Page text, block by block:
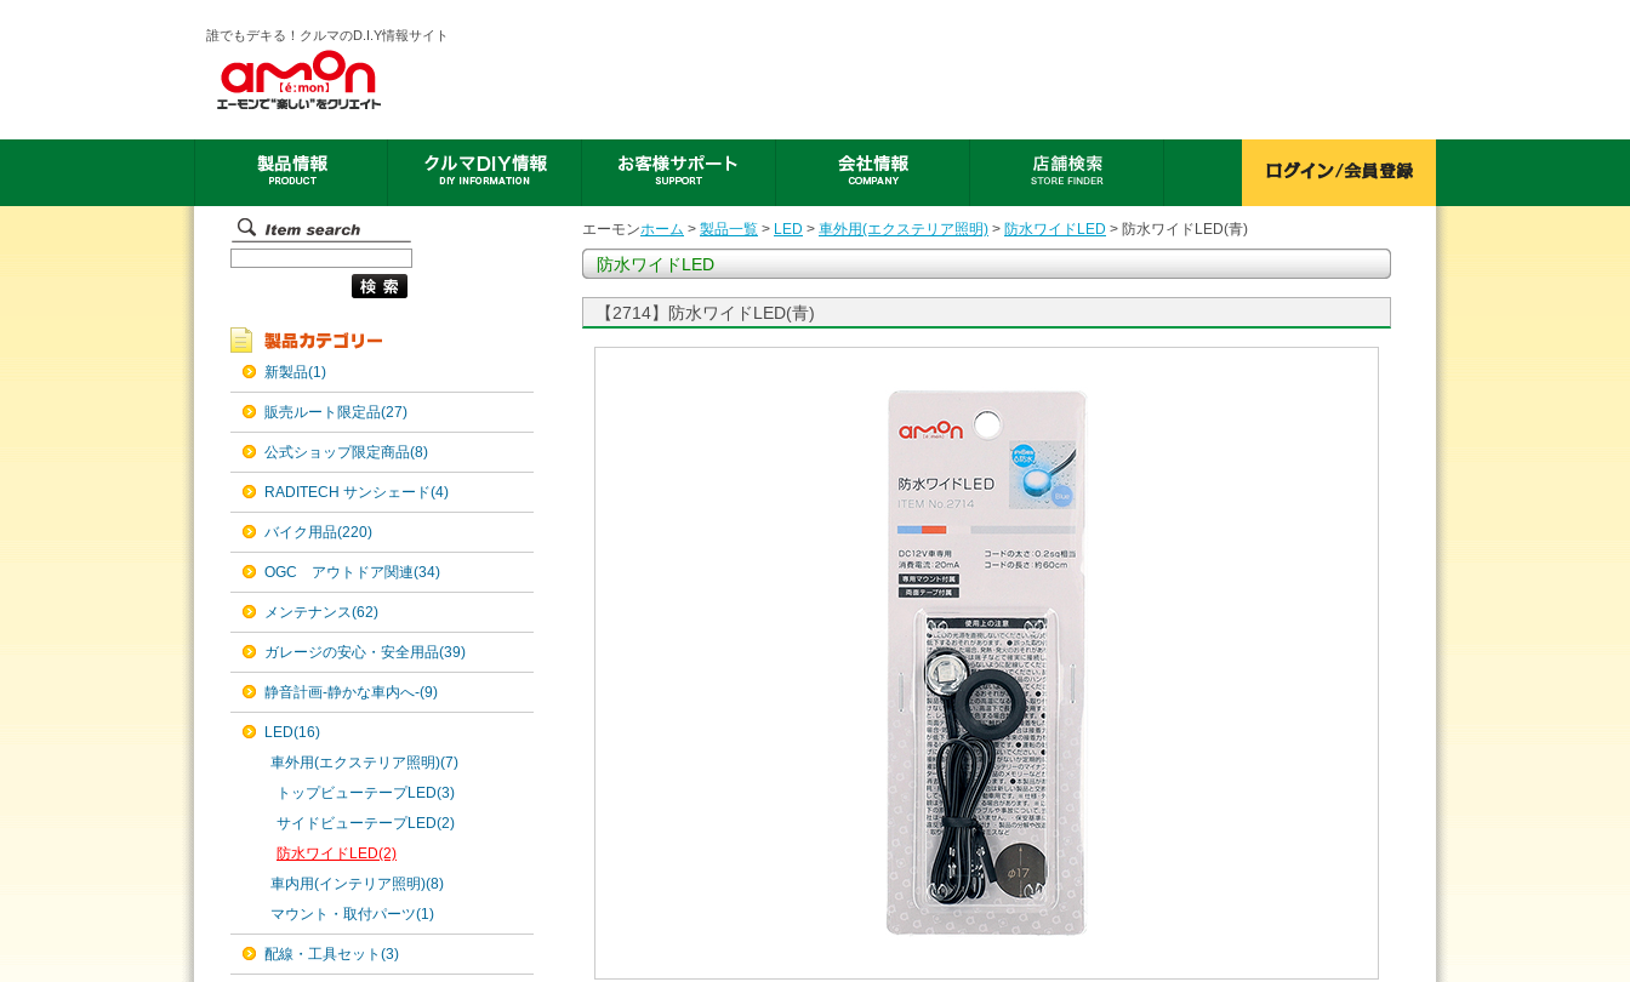
誰でもデキる！クルマのD.I.Y情報サイト
新製品(1)
販売ルート限定品(27)
公式ショップ限定商品(8)
RADITECH サンシェード(4)
バイク用品(220)
OGC アウトドア関連(34)
メンテナンス(62)
ガレージの安心・安全用品(39)
静音計画-静かな車内へ-(9)
LED(16)
車外用(エクステリア照明)(7)
トップビューテープLED(3)
サイドビューテープLED(2)
防水ワイドLED(2)
車内用(インテリア照明)(8)
マウント・取付パーツ(1)
配線・工具セット(3)
エーモンホーム > 製品一覧 > LED > 車外用(エクステリア照明) > 防水ワイドLED > 防水ワイドLED(青)
防水ワイドLED
【2714】防水ワイドLED(青)